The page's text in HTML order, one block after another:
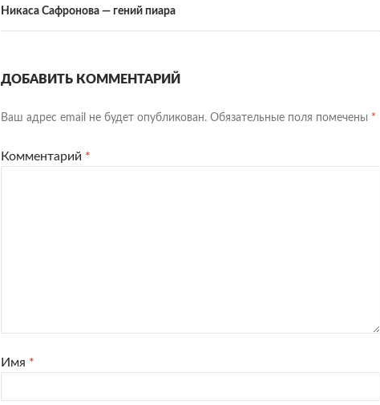
Никаса Сафронова — гений пиара
ДОБАВИТЬ КОММЕНТАРИЙ
Ваш адрес email не будет опубликован. Обязательные поля помечены *
Комментарий *
Имя *